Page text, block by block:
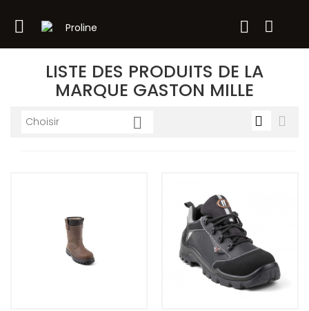

LISTE DES PRODUITS DE LA
MARQUE GASTON MILLE
 
Choisir 